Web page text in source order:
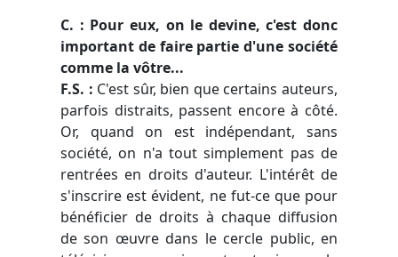
C. : Pour eux, on le devine, c'est donc
important de faire partie d'une société
comme la vôtre...
F.S. : C'est sûr, bien que certains auteurs,
parfois distraits, passent encore à côté.
Or, quand on est indépendant, sans
société, on n'a tout simplement pas de
rentrées en droits d'auteur. L'intérêt de
s'inscrire est évident, ne fut-ce que pour
bénéficier de droits à chaque diffusion
de son œuvre dans le cercle public, en